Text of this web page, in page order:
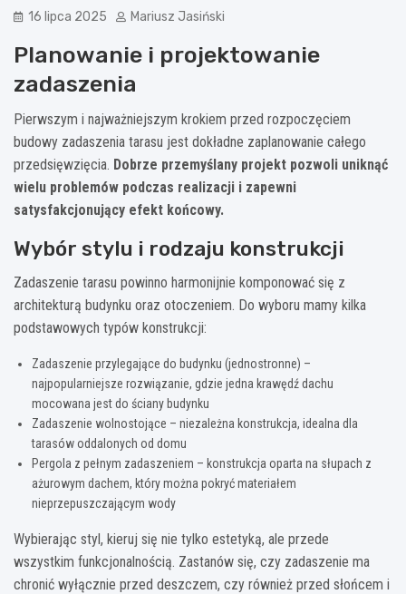
16 lipca 2025 Mariusz Jasiński
Planowanie i projektowanie
zadaszenia
Pierwszym i najważniejszym krokiem przed rozpoczęciem
budowy zadaszenia tarasu jest dokładne zaplanowanie całego
przedsięwzięcia. Dobrze przemyślany projekt pozwoli uniknąć
wielu problemów podczas realizacji i zapewni
satysfakcjonujący efekt końcowy.
Wybór stylu i rodzaju konstrukcji
Zadaszenie tarasu powinno harmonijnie komponować się z
architekturą budynku oraz otoczeniem. Do wyboru mamy kilka
podstawowych typów konstrukcji:
Zadaszenie przylegające do budynku (jednostronne) –
najpopularniejsze rozwiązanie, gdzie jedna krawędź dachu
mocowana jest do ściany budynku
Zadaszenie wolnostojące – niezależna konstrukcja, idealna dla
tarasów oddalonych od domu
Pergola z pełnym zadaszeniem – konstrukcja oparta na słupach z
ażurowym dachem, który można pokryć materiałem
nieprzepuszczającym wody
Wybierając styl, kieruj się nie tylko estetyką, ale przede
wszystkim funkcjonalnością. Zastanów się, czy zadaszenie ma
chronić wyłącznie przed deszczem, czy również przed słońcem i